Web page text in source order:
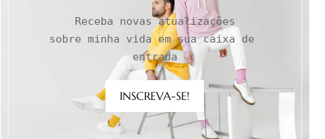
Receba novas atualizações
sobre minha vida em sua caixa de
entrada
INSCREVA-SE!